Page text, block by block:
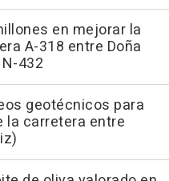
en mejorar la
A-318 entre Doña
432
geotécnicos para
la carretera entre